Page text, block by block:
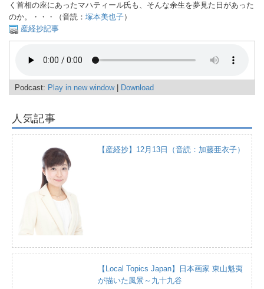
く首相の座にあったマハティール氏も、そんな余生を夢見た日があった
のか。・・・（音読： 塚本美也子）
産経抄記事
Podcast: Play in new window| Download
人気記事
【産経抄】12月13日（音読：加藤亜衣子）
【Local Topics Japan】日本画家 東山魁夷
が描いた風景～九十九谷